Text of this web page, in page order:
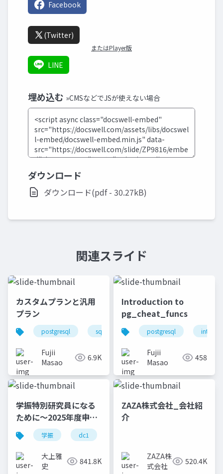
Facebook
(Twitter)
またはPlayer版
LINE
埋め込む »CMSなどでJSが使えない場合
ダウンロード
ダウンロード(pdf - 30.27kB)
関連スライド
カスタムプランと汎用
プラン
postgresql sql実行プラン
Fujii
Masao
6.9K
Introduction to
pg_cheat_funcs
postgresql
Fujii
Masao
458
学振特別研究員になる
ために～2025年度申請
版
学振 dc1
大上雅
史
841.8K
ZAZA株式会社_会社紹
介
ZAZA株
式会社
520.4K